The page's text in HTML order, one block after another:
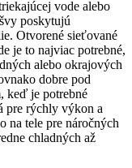
vode alebo
poskytujú
Otvorené sieťované
je to najviac potrebné,
alebo okrajových
dobre pod
keď je potrebné
pre rýchly výkon a
na tele pre náročných
chladných až